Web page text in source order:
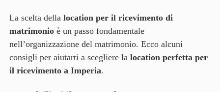
La scelta della location per il ricevimento di
matrimonioè un passo fondamentale
nell’organizzazione del matrimonio. Ecco alcuni
consigli per aiutarti a scegliere la location perfetta per
il ricevimento a Imperia.